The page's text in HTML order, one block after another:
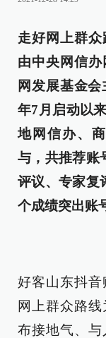
走好网上群
由中央网信
网发展基金
年7月启动以
地网信办、
与，共推荐账
评议、专家复
个成绩突出账
好客山东抖
网上群众路
布接地气、